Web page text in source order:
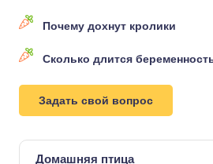
Почему дохнут кролики
Сколько длится
Задать свой вопрос
Домашняя птица